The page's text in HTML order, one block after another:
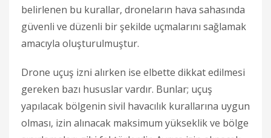
belirlenen bu kurallar, droneların hava sahasında
güvenli ve düzenli bir şekilde uçmalarını sağlamak
amacıyla oluşturulmuştur.
Drone uçuş izni alırken ise elbette dikkat edilmesi
gereken bazı hususlar vardır. Bunlar; uçuş
yapılacak bölgenin sivil havacılık kurallarına uygun
olması, izin alınacak maksimum yükseklik ve bölge